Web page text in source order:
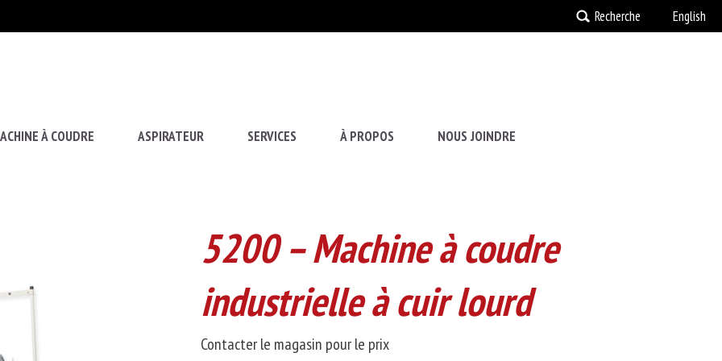
Recherche English
À COUDRE ASPIRATEUR SERVICES À PROPOS NOUS JOINDRE
5200 – Machine à coudre
industrielle à cuir lourd
Contacter le magasin pour le prix